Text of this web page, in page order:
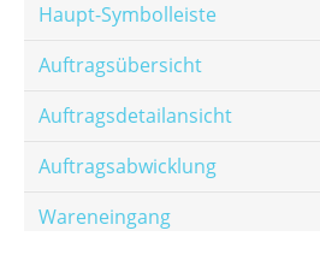
Haupt-Symbolleiste
Auftragsübersicht
Auftragsdetailansicht
Auftragsabwicklung
Wareneingang